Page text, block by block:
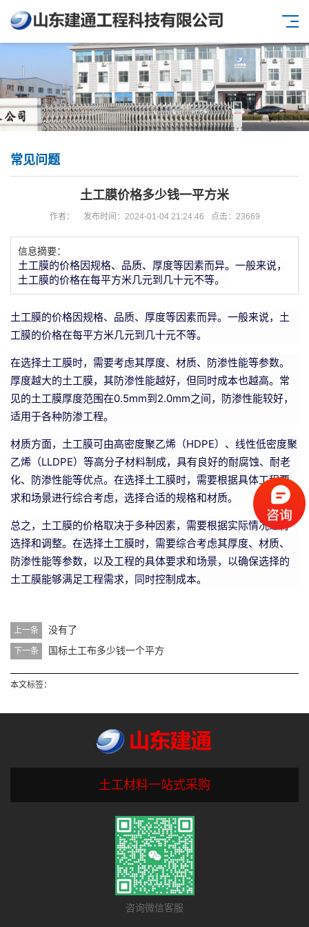
常见问题
土工膜价格多少钱一平方米
作者： 发布时间：2024-01-04 21:24:46 点击：23669
信息摘要：
土工膜的价格因规格、品质、厚度等因素而异。一般来说，
土工膜的价格在每平方米几元到几十元不等。
土工膜的价格因规格、品质、厚度等因素而异。一般来说，土
工膜的价格在每平方米几元到几十元不等。
在选择土工膜时，需要考虑其厚度、材质、防渗性能等参数。
厚度越大的土工膜，其防渗性能越好，但同时成本也越高。常
见的土工膜厚度范围在0.5mm到2.0mm之间，防渗性能较好，
适用于各种防渗工程。
材质方面，土工膜可由高密度聚乙烯（HDPE）、线性低密度聚
乙烯（LLDPE）等高分子材料制成，具有良好的耐腐蚀、耐老
化、防渗性能等优点。在选择土工膜时，需要根据具体工程要
求和场景进行综合考虑，选择合适的规格和材质。
总之，土工膜的价格取决于多种因素，需要根据实际情况进行
选择和调整。在选择土工膜时，需要综合考虑其厚度、材质、
防渗性能等参数，以及工程的具体要求和场景，以确保选择的
土工膜能够满足工程需求，同时控制成本。
上一条 没有了
下一条 国标土工布多少钱一个平方
本文标签：
土工材料一站式采购
咨询微信客服